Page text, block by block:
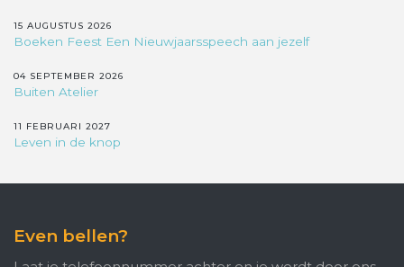
15 AUGUSTUS 2026
Boeken Feest Een Nieuwjaarsspeech aan jezelf
04 SEPTEMBER 2026
Buiten Atelier
11 FEBRUARI 2027
Leven in de knop
Even bellen?